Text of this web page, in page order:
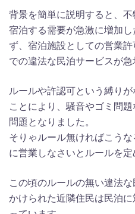
背景を簡単に説明すると、
宿泊する需要が急激に増加
ず、宿泊施設としての営業
での違法な民泊サービスが急
ルールや許認可という縛り
ことにより、騒音やゴミ問
問題となりました。
そりゃルール無ければこう
に営業しなさいとルールを定
この頃のルールの無い違法
かけられた近隣住民は民泊